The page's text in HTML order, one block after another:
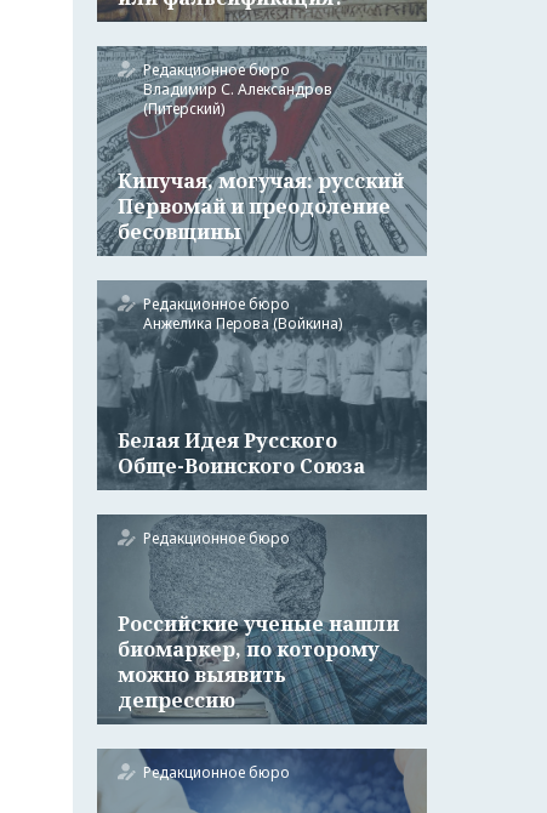
Редакционное бюро
Владимир С. Александров
(Питерский)
Кипучая, могучая: русский
Первомай и преодоление
бесовщины
Редакционное бюро
Анжелика Перова (Войкина)
Белая Идея Русского
Обще-Воинского Союза
Редакционное бюро
Российские ученые нашли
биомаркер, по которому
можно выявить
депрессию
Редакционное бюро